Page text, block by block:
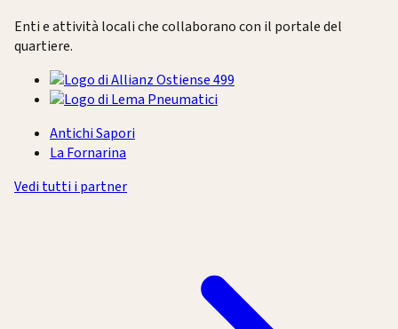
Enti e attività locali che collaborano con il portale del
quartiere.
Antichi Sapori
La Fornarina
Vedi tutti i partner